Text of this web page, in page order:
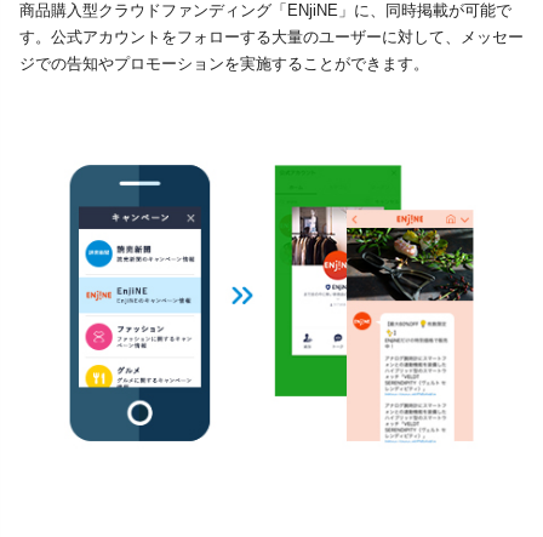
商品購入型クラウドファンディング「ENjiNE」に、同時掲載が可能で
す。公式アカウントをフォローする大量のユーザーに対して、メッセー
ジでの告知やプロモーションを実施することができます。